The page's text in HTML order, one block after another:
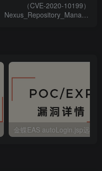
（CVE-2020-10199）
Nexus_Repository_Manager_